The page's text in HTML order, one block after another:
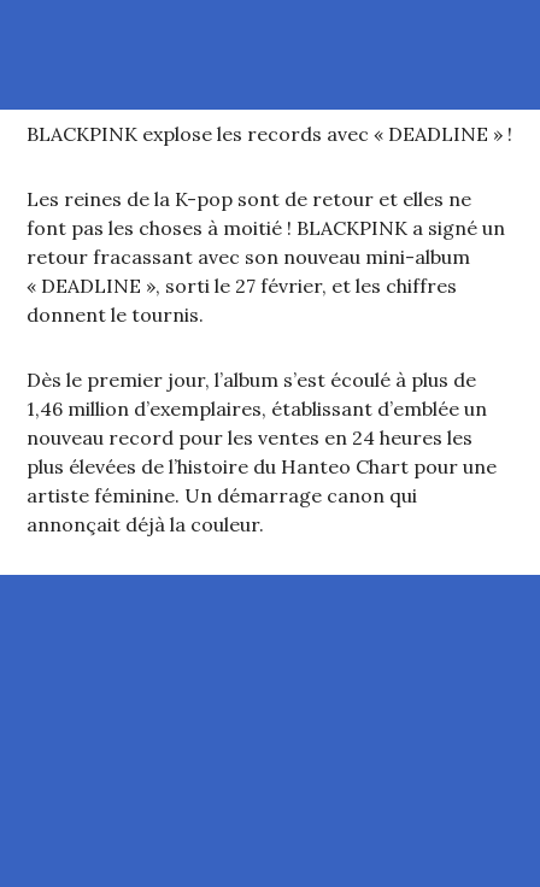
BLACKPINK explose les records avec « DEADLINE » !
Les reines de la K-pop sont de retour et elles ne
font pas les choses à moitié ! BLACKPINK a signé un
retour fracassant avec son nouveau mini-album
« DEADLINE », sorti le 27 février, et les chiffres
donnent le tournis.
Dès le premier jour, l’album s’est écoulé à plus de
1,46 million d’exemplaires, établissant d’emblée un
nouveau record pour les ventes en 24 heures les
plus élevées de l’histoire du Hanteo Chart pour une
artiste féminine. Un démarrage canon qui
annonçait déjà la couleur.